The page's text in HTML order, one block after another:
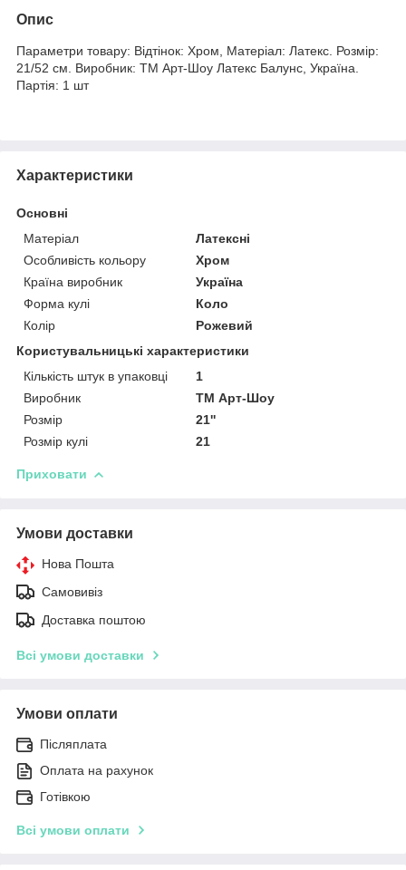
Опис
Параметри товару: Відтінок: Хром, Матеріал: Латекс. Розмір:
21/52 см. Виробник: ТМ Арт-Шоу Латекс Балунс, Україна.
Партія: 1 шт
Характеристики
Основні
Матеріал
Латексні
Особливість кольору
Хром
Країна виробник
Україна
Форма кулі
Коло
Колір
Рожевий
Користувальницькі характеристики
Кількість штук в упаковці
1
Виробник
ТМ Арт-Шоу
Розмір
21''
Розмір кулі
21
Приховати
Умови доставки
Нова Пошта
Самовивіз
Доставка поштою
Всі умови доставки
Умови оплати
Післяплата
Оплата на рахунок
Готівкою
Всі умови оплати